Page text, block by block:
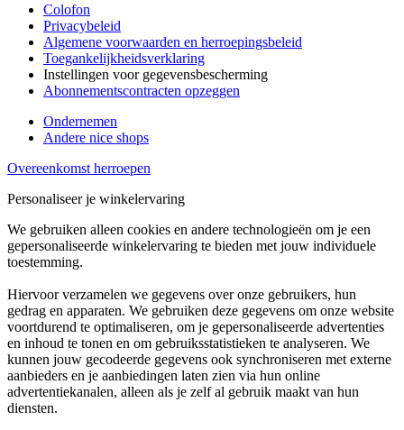
Colofon
Privacybeleid
Algemene voorwaarden en herroepingsbeleid
Toegankelijkheidsverklaring
Instellingen voor gegevensbescherming
Abonnementscontracten opzeggen
Ondernemen
Andere nice shops
Overeenkomst herroepen
Personaliseer je winkelervaring
We gebruiken alleen cookies en andere technologieën om je een
gepersonaliseerde winkelervaring te bieden met jouw individuele
toestemming.
Hiervoor verzamelen we gegevens over onze gebruikers, hun
gedrag en apparaten. We gebruiken deze gegevens om onze website
voortdurend te optimaliseren, om je gepersonaliseerde advertenties
en inhoud te tonen en om gebruiksstatistieken te analyseren. We
kunnen jouw gecodeerde gegevens ook synchroniseren met externe
aanbieders en je aanbiedingen laten zien via hun online
advertentiekanalen, alleen als je zelf al gebruik maakt van hun
diensten.